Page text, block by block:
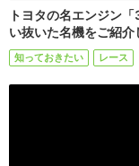
トヨタの名エンジン
い抜いた名機をご紹介
知っておきたい レース